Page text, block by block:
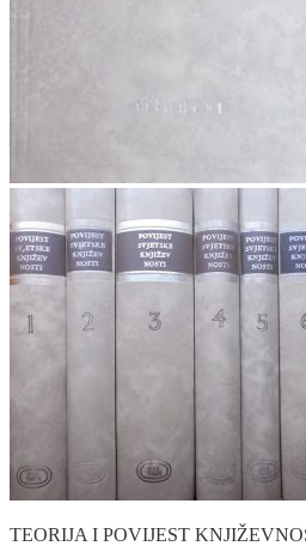
TEORIJA I POVIJEST